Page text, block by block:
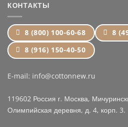
КОНТАКТЫ
8 (800) 100-60-68
8
8 (916) 150-40-50
E-mail: info@cottonnew.ru
119602 Россия г. Москва,
Олимпийская деревня, д. 4, корп. 3.